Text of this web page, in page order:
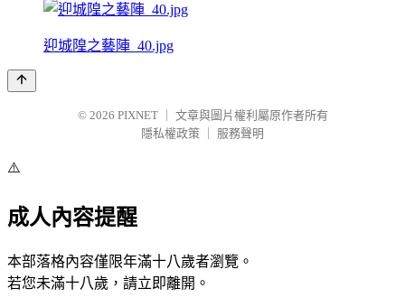
迎城隍之藝陣_40.jpg
© 2026 PIXNET
文章與圖片權利屬原作者所有
隱私權政策
服務聲明
⚠️
成人內容提醒
本部落格內容僅限年滿十八歲者瀏覽。
若您未滿十八歲，請立即離開。